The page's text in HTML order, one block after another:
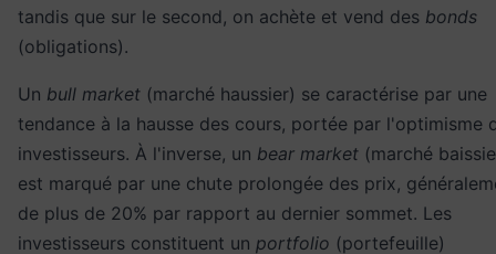
tandis que sur le second, on achète et vend des bonds
(obligations).
Un bull market (marché haussier) se caractérise par une
tendance à la hausse des cours, portée par l'optimisme
investisseurs. À l'inverse, un bear market (marché
est marqué par une chute prolongée des prix,
de plus de 20% par rapport au dernier sommet. Les
investisseurs constituent un portfolio (portefeuille)